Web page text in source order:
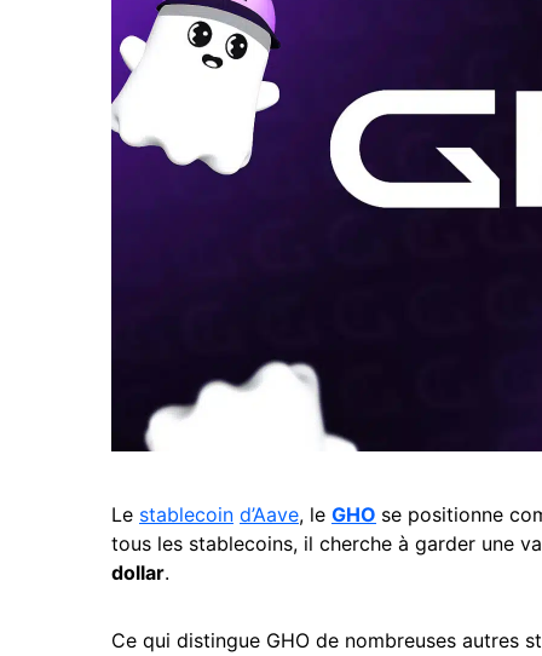
Le stablecoin d’Aave, le GHO se positionne
tous les stablecoins, il cherche à garder une
dollar.
Ce qui distingue GHO de nombreuses autres